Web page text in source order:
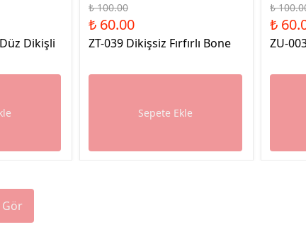
Dikişli
₺ 100.00
₺ 60.00
ZT-039 Dikişsiz Fırfırlı Bone
Sepete Ekle
₺
₺
ZU-